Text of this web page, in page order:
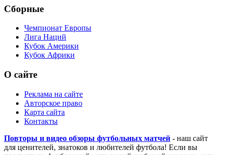
Сборные
Чемпионат Европы
Лига Наций
Кубок Америки
Кубок Африки
О сайте
Реклама на сайте
Авторское право
Карта сайта
Контакты
Повторы и видео обзоры футбольных матчей - наш сайт
для ценителей, знатоков и любителей футбола! Если вы